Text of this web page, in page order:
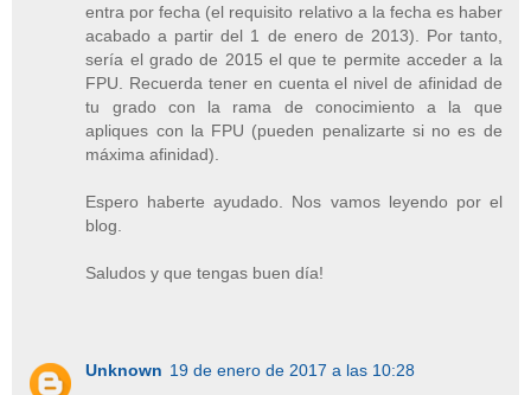
entra por fecha (el requisito relativo a la fecha es haber
acabado a partir del 1 de enero de 2013). Por tanto,
sería el grado de 2015 el que te permite acceder a la
FPU. Recuerda tener en cuenta el nivel de afinidad de
tu grado con la rama de conocimiento a la que
apliques con la FPU (pueden penalizarte si no es de
máxima afinidad).
Espero haberte ayudado. Nos vamos leyendo por el
blog.
Saludos y que tengas buen día!
Unknown 19 de enero de 2017 a las 10:28